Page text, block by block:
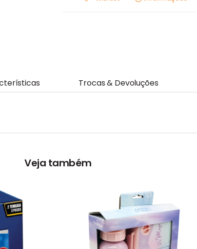
Trocas & Devoluções
Veja também